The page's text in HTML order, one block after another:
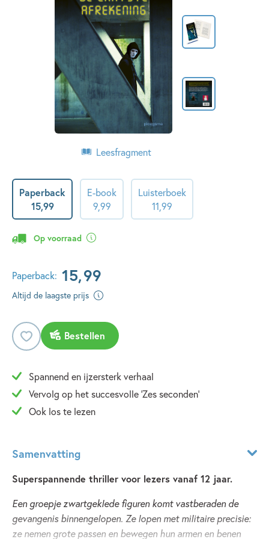
Leesfragment
Paperback
15,99
E-book
9,99
Luisterboek
11,99
Op voorraad
Paperback: 15,99
Altijd de laagste prijs
Bestellen
Spannend en ijzersterk verhaal
Vervolg op het succesvolle 'Zes seconden'
Ook los te lezen
Samenvatting
Superspannende thriller voor lezers vanaf 12 jaar.
Een groepje zwartgeklede figuren komt vastberaden de
gevangenis binnengelopen. Ze lopen met militaire precisie:
ze nemen grote passen en bewegen hun armen en benen